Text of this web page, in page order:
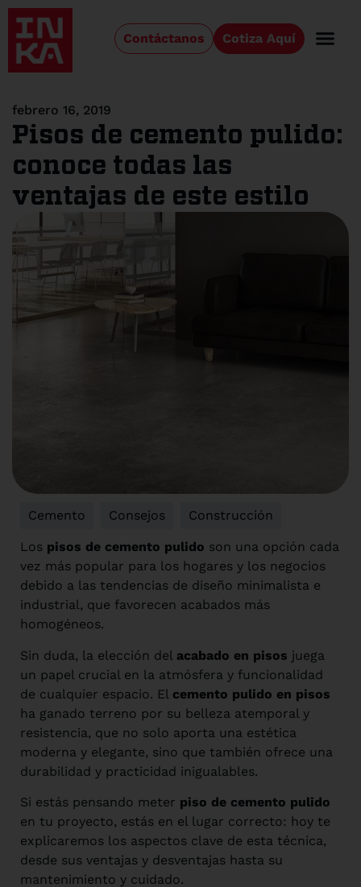
Cotiza Aquí
Contáctanos
febrero 16, 2019
Pisos de cemento pulido:
conoce todas las
ventajas de este estilo
Cemento Consejos Construcción
Los pisos de cemento pulido son una opción cada
vez más popular para los hogares y los negocios
debido a las tendencias de diseño minimalista e
industrial, que favorecen acabados más
homogéneos.
Sin duda, la elección del acabado en pisos juega
un papel crucial en la atmósfera y funcionalidad
de cualquier espacio. El cemento pulido en pisos
ha ganado terreno por su belleza atemporal y
resistencia, que no solo aporta una estética
moderna y elegante, sino que también ofrece una
durabilidad y practicidad inigualables.
Si estás pensando meter piso de cemento pulido
en tu proyecto, estás en el lugar correcto: hoy te
explicaremos los aspectos clave de esta técnica,
desde sus ventajas y desventajas hasta su
mantenimiento y cuidado.